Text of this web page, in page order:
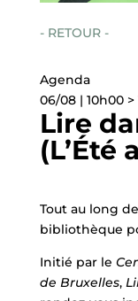
- RETOUR -
Agenda
06/08 | 10h00 >
Lire
(L’Été
Tout au long
bibliothèque
Initié par le
de Bruxelles,